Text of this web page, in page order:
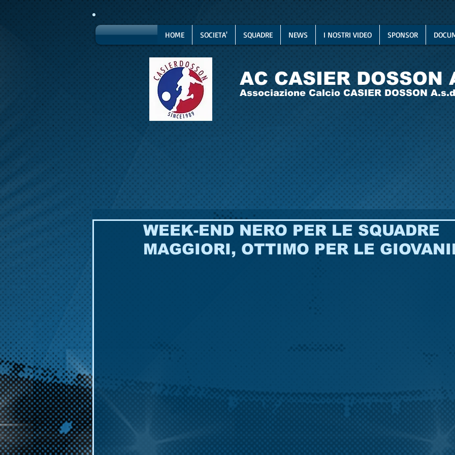
HOME SOCIETA' SQUADRE NEWS I NOSTRI VIDEO SPONSOR
AC CASIER DOSSON
Associazione Calcio CASIER DOSSON
WEEK-END NERO PER LE SQUADRE
MAGGIORI, OTTIMO PER LE